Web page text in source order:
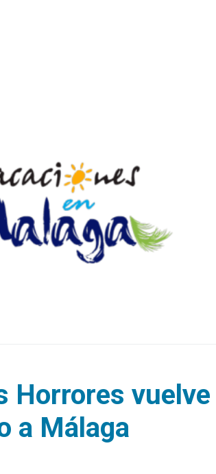
Horrores vuelve
a Málaga